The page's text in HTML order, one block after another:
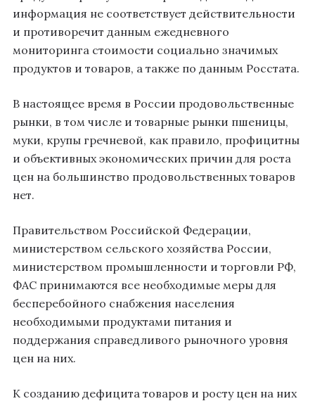
информация не соответствует действительности
и противоречит данным ежедневного
мониторинга стоимости социально значимых
продуктов и товаров, а также по данным Росстата.
В настоящее время в России продовольственные
рынки, в том числе и товарные рынки пшеницы,
муки, крупы гречневой, как правило, профицитны
и объективных экономических причин для роста
цен на большинство продовольственных товаров
нет.
Правительством Российской Федерации,
министерством сельского хозяйства России,
министерством промышленности и торговли РФ,
ФАС принимаются все необходимые меры для
бесперебойного снабжения населения
необходимыми продуктами питания и
поддержания справедливого рыночного уровня
цен на них.
К созданию дефицита товаров и росту цен на них